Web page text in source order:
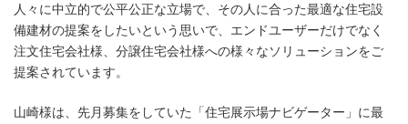
人々に中立的で公平公正な立場で、その人に合った最適な住宅設
備建材の提案をしたいという思いで、エンドユーザーだけでなく
注文住宅会社様、分譲住宅会社様への様々なソリューションをご
提案されています。
山崎様は、先月募集をしていた「住宅展示場ナビゲーター」に最